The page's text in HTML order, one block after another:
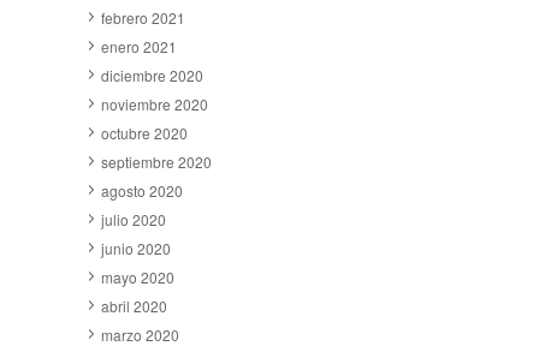
febrero 2021
enero 2021
diciembre 2020
noviembre 2020
octubre 2020
septiembre 2020
agosto 2020
julio 2020
junio 2020
mayo 2020
abril 2020
marzo 2020